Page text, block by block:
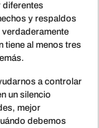
diferentes
y respaldos
tiene al menos tres
a controlar
un silencio
mejor
debemos